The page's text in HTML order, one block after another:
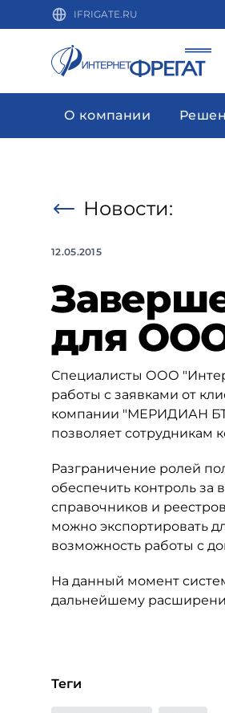
IFRIGATE.RU
О компании
Новости:
12.05.2015
для
Специалисты ООО
работы с заявками от
компании "МЕРИДИАН
позволяет сотрудникам
Разграничение ролей
обеспечить контроль
справочников и
можно экспортировать
возможность работы с
На данный момент
дальнейшему
Теги